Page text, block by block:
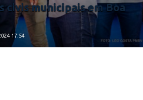
civis municipais em Boa
17:54